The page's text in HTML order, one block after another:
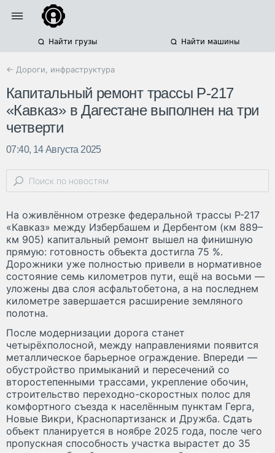
Найти грузы Найти машины
← Дороги, инфраструктура
Капитальный ремонт трассы Р-217
«Кавказ» в Дагестане выполнен на три
четверти
07:40, 14 Августа 2025
На оживлённом отрезке федеральной трассы Р-217
«Кавказ» между Избербашем и Дербентом (км 889–
км 905) капитальный ремонт вышел на финишную
прямую: готовность объекта достигла 75 %.
Дорожники уже полностью привели в нормативное
состояние семь километров пути, ещё на восьми —
уложены два слоя асфальтобетона, а на последнем
километре завершается расширение земляного
полотна.
После модернизации дорога станет
четырёхполосной, между направлениями появится
металлическое барьерное ограждение. Впереди —
обустройство примыканий и пересечений со
второстепенными трассами, укрепление обочин,
строительство переходно-скоростных полос для
комфортного съезда к населённым пунктам Герга,
Новые Викри, Краснопартизанск и Дружба. Сдать
объект планируется в ноябре 2025 года, после чего
пропускная способность участка вырастет до 35